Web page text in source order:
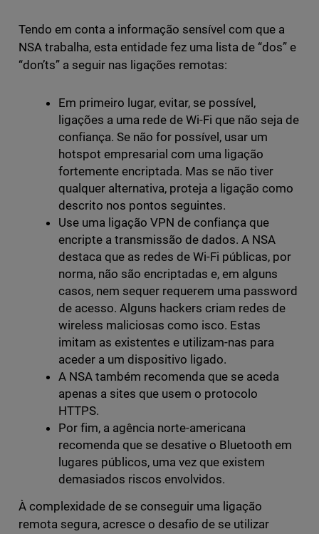
Tendo em conta a informação sensível com que a
NSA trabalha, esta entidade fez uma lista de “dos” e
“don’ts” a seguir nas ligações remotas:
Em primeiro lugar, evitar, se possível,
ligações a uma rede de Wi-Fi que não seja de
confiança. Se não for possível, usar um
hotspot empresarial com uma ligação
fortemente encriptada. Mas se não tiver
qualquer alternativa, proteja a ligação como
descrito nos pontos seguintes.
Use uma ligação VPN de confiança que
encripte a transmissão de dados. A NSA
destaca que as redes de Wi-Fi públicas, por
norma, não são encriptadas e, em alguns
casos, nem sequer requerem uma password
de acesso. Alguns hackers criam redes de
wireless maliciosas como isco. Estas
imitam as existentes e utilizam-nas para
aceder a um dispositivo ligado.
A NSA também recomenda que se aceda
apenas a sites que usem o protocolo
HTTPS.
Por fim, a agência norte-americana
recomenda que se desative o Bluetooth em
lugares públicos, uma vez que existem
demasiados riscos envolvidos.
À complexidade de se conseguir uma ligação
remota segura, acresce o desafio de se utilizar